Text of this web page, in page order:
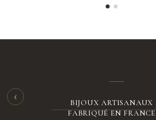
‹
BIJOUX ARTISANAUX
FABRIQUÉ EN FRANCE